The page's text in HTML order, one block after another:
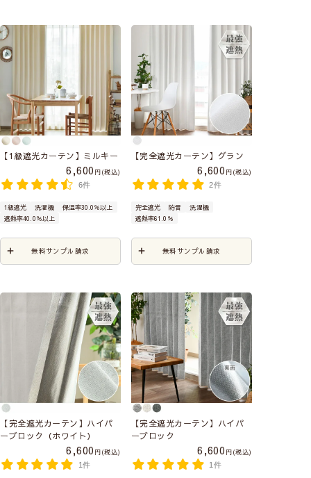
【1級遮光カーテン】ミルキー
6,600
税込
6件
1級遮光 洗濯機
保温率30.0％以上
遮熱率40.0％以上
無料サンプル請求
【完全遮光カーテン】グラン
6,600
税込
2件
完全遮光 防音
洗濯機
遮熱率61.0％
無料サンプル請求
【完全遮光カーテン】ハイパ
ーブロック（ホワイト）
6,600
税込
1件
【完全遮光カーテン】ハイパ
ーブロック
6,600
税込
1件